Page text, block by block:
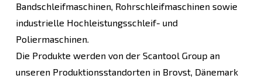
Bandschleifmaschinen, Rohrschleifmaschinen sowie
industrielle Hochleistungsschleif- und
Poliermaschinen.
Die Produkte werden von der Scantool Group an
unseren Produktionsstandorten in Brovst, Dänemark